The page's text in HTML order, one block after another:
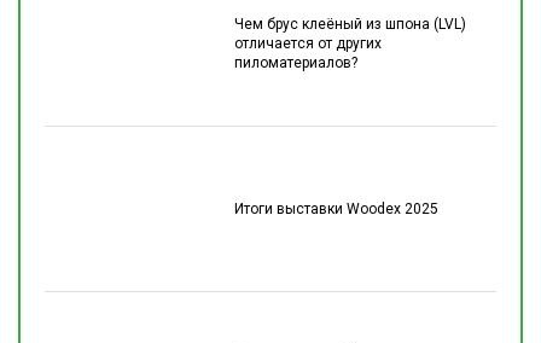
Чем брус клеёный из шпона (LVL)
отличается от других
пиломатериалов?
Итоги выставки Woodex 2025